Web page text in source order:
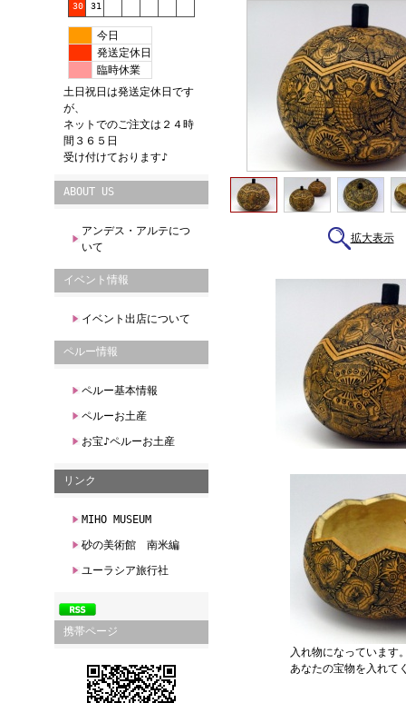
30 31
今日
発送定休日
臨時休業
土日祝日は発送定休日です
が、
ネットでのご注文は２４時
間３６５日
受け付けております♪
ABOUT US
アンデス・アルテにつ
いて
イベント情報
イベント出店について
ペルー情報
ペルー基本情報
ペルーお土産
お宝♪ペルーお土産
リンク
MIHO MUSEUM
砂の美術館 南米編
ユーラシア旅行社
携帯ページ
拡大表示
入れ物になっています
あなたの宝物を入れて